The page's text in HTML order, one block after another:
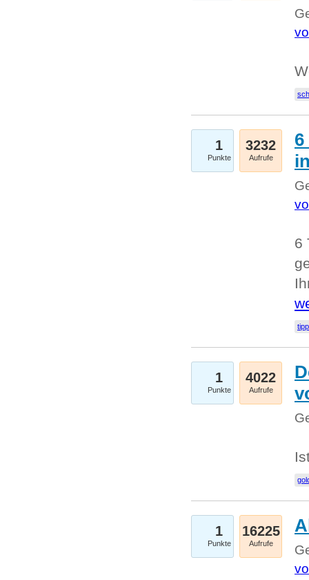
1
Punkte
3232
Aufrufe
6
1
Punkte
4022
Aufrufe
1
Punkte
16225
Aufrufe